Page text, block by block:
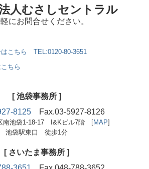
にお問合せください。
[ 池袋事務所 ]
8125 Fax.03-5927-8126
南池袋1-18-17 I&Kビル7階 [MAP]
池袋駅東口 徒歩1分
[ さいたま事務所 ]